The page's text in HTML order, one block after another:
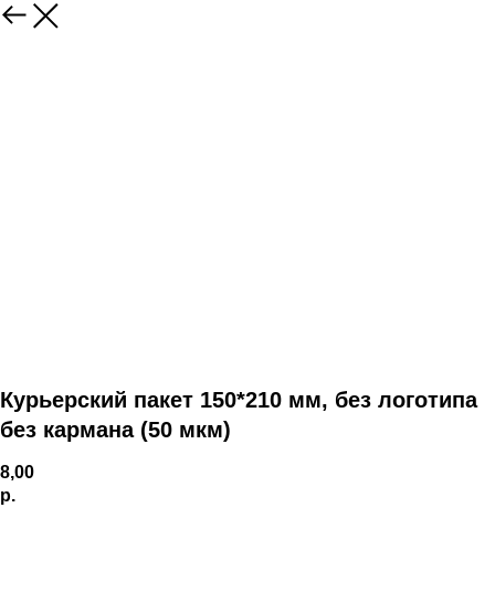
Курьерский пакет 150*210 мм, без логотипа
без кармана (50 мкм)
8,00
р.